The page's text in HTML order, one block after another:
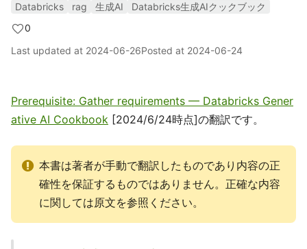
Databricks rag 生成AI
Databricks生成AIクックブック
0
Last updated at 2024-06-26Posted at 2024-06-24
Prerequisite: Gather requirements — Databricks Gener
ative AI Cookbook [2024/6/24時点]の翻訳です。
本書は著者が手動で翻訳したものであり内容の正
確性を保証するものではありません。正確な内容
に関しては原文を参照ください。